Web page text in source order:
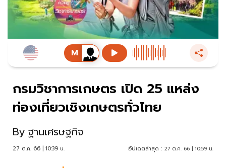
กรมวิชาการเกษตร เปิด 25 แหล่ง
ท่องเที่ยวเชิงเกษตรทั่วไทย
By ฐานเศรษฐกิจ
27 ต.ค. 66 | 10:39 น. อัปเดตล่าสุด : 27 ต.ค. 66 | 10:59 น.